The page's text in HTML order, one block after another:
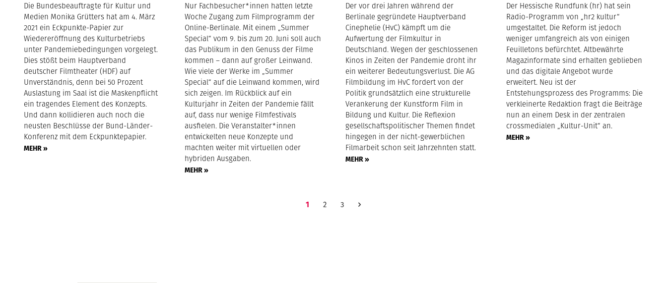
Die Bundesbeauftragte für Kultur und
Medien Monika Grütters hat am 4. März
2021 ein Eckpunkte-Papier zur
Wiedereröffnung des Kulturbetriebs
unter Pandemiebedingungen vorgelegt.
Dies stößt beim Hauptverband
deutscher Filmtheater (HDF) auf
Unverständnis, denn bei 50 Prozent
Auslastung im Saal ist die Maskenpflicht
ein tragendes Element des Konzepts.
Und dann kollidieren auch noch die
neusten Beschlüsse der Bund-Länder-
Konferenz mit dem Eckpunktepapier.
MEHR »
Nur Fachbesucher*innen hatten letzte
Woche Zugang zum Filmprogramm der
Online-Berlinale. Mit einem „Summer
Special“ vom 9. bis zum 20. Juni soll auch
das Publikum in den Genuss der Filme
kommen – dann auf großer Leinwand.
Wie viele der Werke im „Summer
Special“ auf die Leinwand kommen, wird
sich zeigen. Im Rückblick auf ein
Kulturjahr in Zeiten der Pandemie fällt
auf, dass nur wenige Filmfestivals
ausfielen. Die Veranstalter*innen
entwickelten neue Konzepte und
machten weiter mit virtuellen oder
hybriden Ausgaben.
MEHR »
Der vor drei Jahren während der
Berlinale gegründete Hauptverband
Cinephelie (HvC) kämpft um die
Aufwertung der Filmkultur in
Deutschland. Wegen der geschlossenen
Kinos in Zeiten der Pandemie droht ihr
ein weiterer Bedeutungsverlust. Die AG
Filmbildung im HvC fordert von der
Politik grundsätzlich eine strukturelle
Verankerung der Kunstform Film in
Bildung und Kultur. Die Reflexion
gesellschaftspolitischer Themen findet
hingegen in der nicht-gewerblichen
Filmarbeit schon seit Jahrzehnten statt.
MEHR »
Der Hessische Rundfunk (hr) hat sein
Radio-Programm von „hr2 kultur“
umgestaltet. Die Reform ist jedoch
weniger umfangreich als von einigen
Feuilletons befürchtet. Altbewährte
Magazinformate sind erhalten geblieben
und das digitale Angebot wurde
erweitert. Neu ist der
Entstehungsprozess des Programms: Die
verkleinerte Redaktion fragt die Beiträge
nun an einem Desk in der zentralen
crossmedialen „Kultur-Unit“ an.
MEHR »
1 2 3